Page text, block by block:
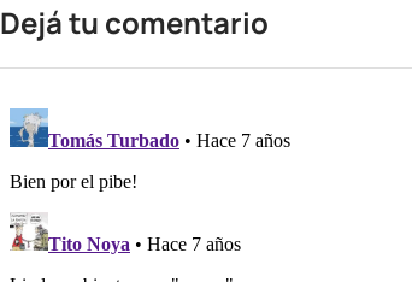
Dejá tu comentario